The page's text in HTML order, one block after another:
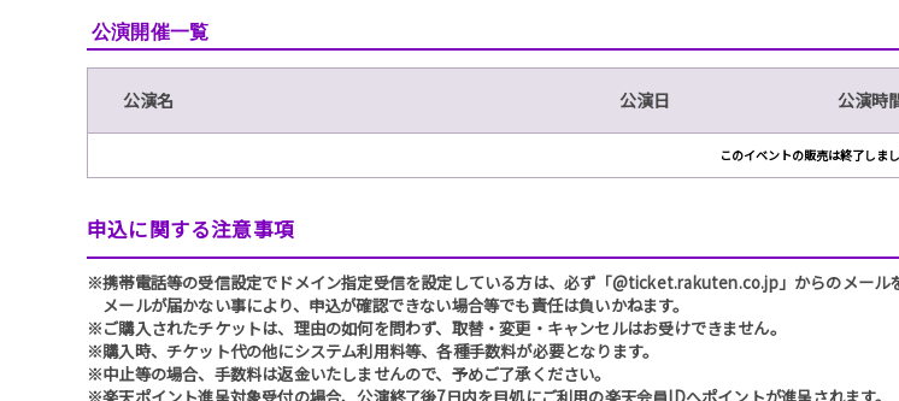
公演開催一覧
公演名 公演日 公演時
このイベントの販売は終了しま
申込に関する注意事項
※携帯電話等の受信設定でドメイン指定受信を設定している方は、必ず「@ticket.rakuten.co.jp」からのメール
メールが届かない事により、申込が確認できない場合等でも責任は負いかねます。
※ご購入されたチケットは、理由の如何を問わず、取替・変更・キャンセルはお受けできません。
※購入時、チケット代の他にシステム利用料等、各種手数料が必要となります。
※中止等の場合、手数料は返金いたしませんので、予めご了承ください。